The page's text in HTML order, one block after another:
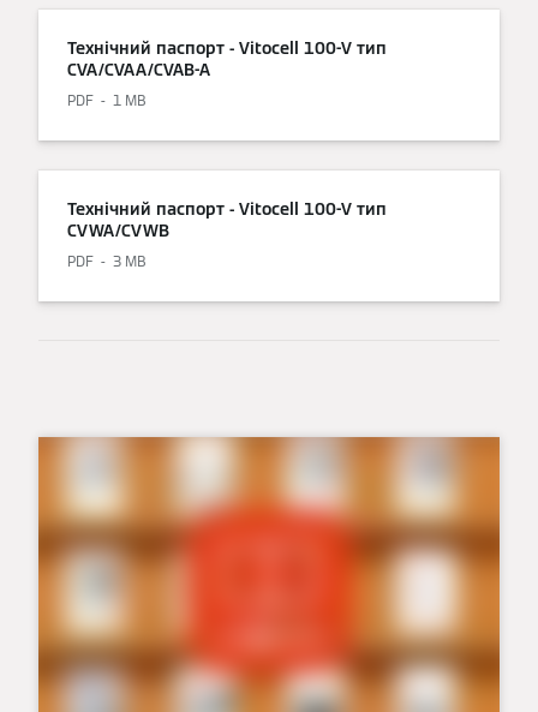
Технічний паспорт - Vitocell 100-V тип
CVA/CVAA/CVAB-A
PDF 1 MB
Технічний паспорт - Vitocell 100-V тип
CVWA/CVWB
PDF 3 MB